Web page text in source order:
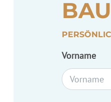
Vorname